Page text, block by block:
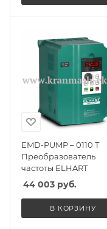
EMD-PUMP – 0110 T
Преобразователь
частоты ELHART
44 003 руб.
В КОРЗИНУ